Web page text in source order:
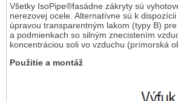
Všetky IsoPipe®fasádne zákryty sú
nerezovej ocele. Alternatívne sú k
úpravou transparentným lakom (typy B)
a podmienkach so silným znecistením
koncentráciou soli vo vzduchu (prímorská
Použitie a montáž